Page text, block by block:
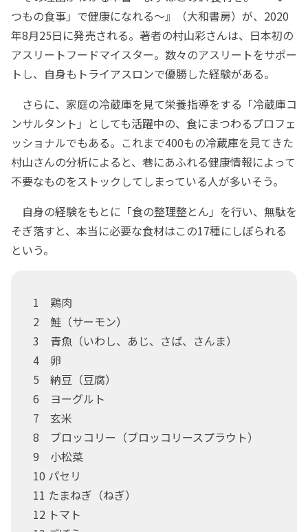
つもの食事」で健康になれる～』（大和書房）が、2020
年8月25日に発売される。著者の村山彩さんは、日本初の
アスリートフードマイスター。数々のアスリートをサポー
トし、自身もトライアスロンで優勝した経験がある。
さらに、家庭の冷蔵庫を見て栄養指導をする「冷蔵庫コ
ンサルタント」としても活躍中の、食にまつわるプロフェ
ッショナルでもある。これまで400もの冷蔵庫を見てきた
村山さんの分析によると、巷にあふれる健康情報によって
不要なものをストックしてしまっている人が多いそう。
自身の経験をもとに「食の整理整とん」を行い、無駄を
そぎ落すと、本当に必要な食材はこの17種にしぼられる
という。
1 鶏肉
2 鮭（サーモン）
3 青魚（いわし、あじ、さば、さんま）
4 卵
5 納豆（豆腐）
6 ヨーグルト
7 玄米
8 ブロッコリー（ブロッコリースプラウト）
9 小松菜
10 パセリ
11 たまねぎ（ねぎ）
12 トマト